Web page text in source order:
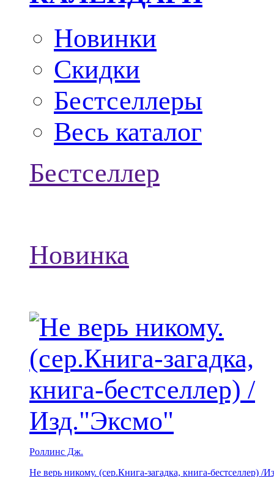
Новинки
Скидки
Бестселлеры
Весь каталог
Бестселлер
Новинка
Роллинс Дж.
Не верь никому. (сер.Книга-загадка, книга-бестселлер) /